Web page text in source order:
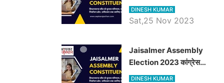
हरीश चौधरी तो बालाराम मुंड होंगे
भाजपा उम्मीदवार, जानिये बायतू
DINESH KUMAR
Sat,25 Nov 2023
​​​​​​​Jaisalmer Assembly
Election 2023 कांग्रेस
रूपा राम मेघवाल तो छोटु सिंह
DINESH KUMAR